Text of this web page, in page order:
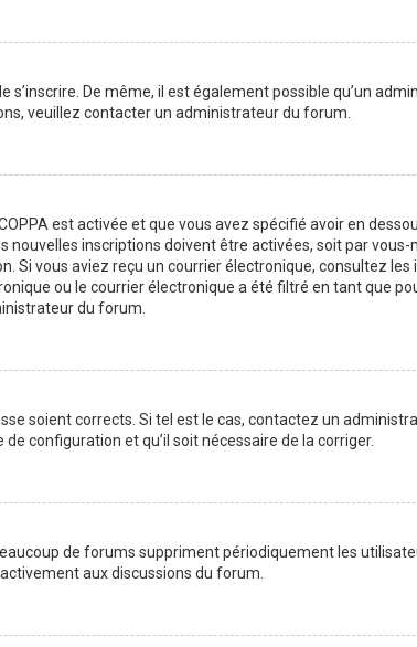
s’inscrire. De même, il est également possible qu’un
veuillez contacter un administrateur du forum.
est activée et que vous avez spécifié avoir en
inscriptions doivent être activées, soit par
vous aviez reçu un courrier électronique, consultez les
ou le courrier électronique a été filtré en tant que
du forum.
soient corrects. Si tel est le cas, contactez un
configuration et qu’il soit nécessaire de la corriger.
de forums suppriment périodiquement les
aux discussions du forum.